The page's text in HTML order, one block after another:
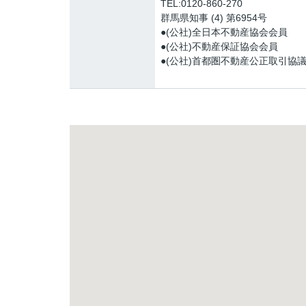
TEL:0120-860-270
群馬県知事 (4) 第6954号
●(公社)全日本不動産協会会員
●(公社)不動産保証協会会員
●(公社)首都圏不動産公正取引協